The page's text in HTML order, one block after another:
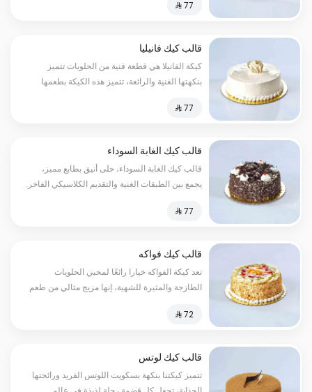
قالب كيك فانيليا
كيكة الفانيلا هي قطعة فنية من الحلويات تتميز
بنكهتها الغنية والرائعة، تتميز هذه الكيكة بطعمها
قالب كيك الغابة السوداء
قالب كيك الغابة السوداء، حلى أنيق بطابع مميز،
يجمع بين الطبقات الغنية والتقديم الكلاسيكي الفاخر.
قالب كيك فواكه
تعد كيكة الفواكه خيارا رائعًا لمحبي الحلويات
الطازجة والمثيرة للشهية، إنها مزيج مثالي من طعم
⁨⁦‪‬ 72⁩
قالب كيك لوتس
تتميز كيكتنا بنكهة بسكويت اللوتس الفريد ورائحتها